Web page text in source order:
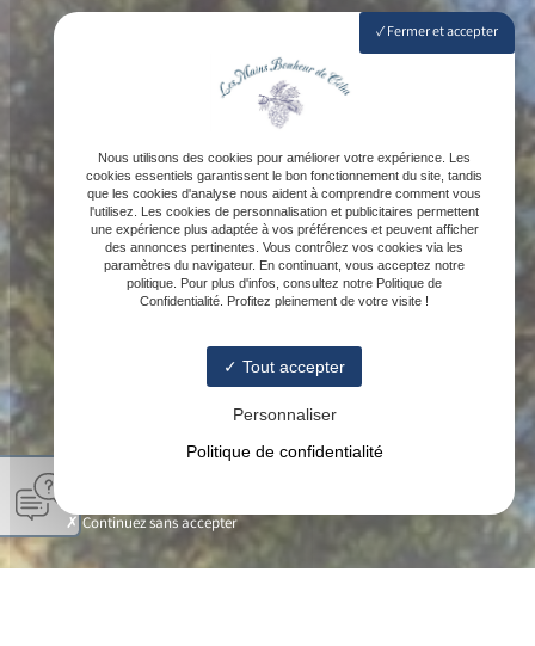
Fermer et accepter
Nous utilisons des cookies pour améliorer votre expérience. Les
cookies essentiels garantissent le bon fonctionnement du site, tandis
que les cookies d'analyse nous aident à comprendre comment vous
l'utilisez. Les cookies de personnalisation et publicitaires permettent
une expérience plus adaptée à vos préférences et peuvent afficher
des annonces pertinentes. Vous contrôlez vos cookies via les
paramètres du navigateur. En continuant, vous acceptez notre
politique. Pour plus d'infos, consultez notre Politique de
Confidentialité. Profitez pleinement de votre visite !
Tout accepter
Personnaliser
Politique de confidentialité
Continuez sans accepter